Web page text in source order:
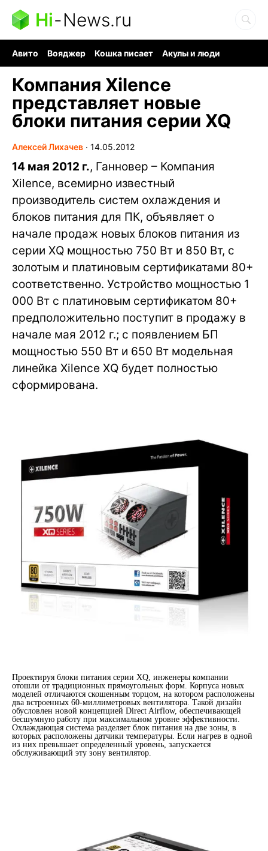
Hi-News.ru
Авито Вояджер Кошка писает
Акулы и люди
Компания Xilence
представляет новые
блоки питания серии XQ
Алексей Лихачев ∙ 14.05.2012
14 мая 2012 г., Ганновер – Компания
Xilence, всемирно известный
производитель систем охлаждения и
блоков питания для ПК, объявляет о
начале продаж новых блоков питания из
серии XQ мощностью 750 Вт и 850 Вт, с
золотым и платиновым сертификатами 80+
соответственно. Устройство мощностью 1
000 Вт с платиновым сертификатом 80+
предположительно поступит в продажу в
начале мая 2012 г.; с появлением БП
мощностью 550 Вт и 650 Вт модельная
линейка Xilence XQ будет полностью
сформирована.
Проектируя блоки питания серии XQ, инженеры компании
отошли от традиционных прямоугольных форм. Корпуса новых
моделей отличаются скошенным торцом, на котором расположены
два встроенных 60-миллиметровых вентилятора. Такой дизайн
обусловлен новой концепцией Direct Airflow, обеспечивающей
бесшумную работу при максимальном уровне эффективности.
Охлаждающая система разделяет блок питания на две зоны, в
которых расположены датчики температуры. Если нагрев в одной
из них превышает определенный уровень, запускается
обслуживающий эту зону вентилятор.